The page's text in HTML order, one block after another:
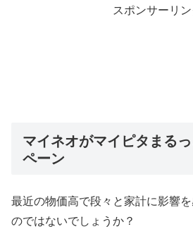
スポンサーリン
マイネオがマイピタまる
ペーン
最近の物価高で段々と家計に影響
のではないでしょうか？